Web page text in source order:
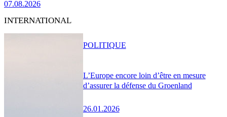
07.08.2026
INTERNATIONAL
L’Europe encore loin d’être en mesure
d’assurer la défense du Groenland
26.01.2026
POLITIQUE